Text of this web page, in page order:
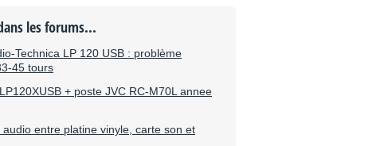
les forums...
Technica LP 120 USB : problème
45 tours
+ poste JVC RC-M70L annee
audio entre platine vinyle, carte son et